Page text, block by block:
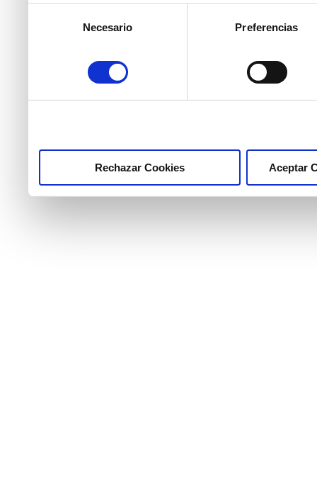
necesarias haciendo
marcar las casillas de
Necesario Preferencias
Rechazar Cookies Aceptar